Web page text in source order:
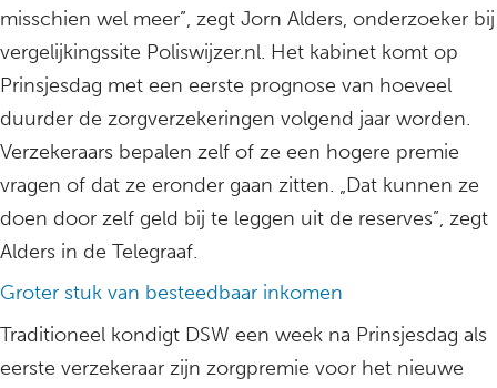
misschien wel meer”, zegt Jorn Alders, onderzoeker bij
vergelijkingssite Poliswijzer.nl. Het kabinet komt op
Prinsjesdag met een eerste prognose van hoeveel
duurder de zorgverzekeringen volgend jaar worden.
Verzekeraars bepalen zelf of ze een hogere premie
vragen of dat ze eronder gaan zitten. „Dat kunnen ze
doen door zelf geld bij te leggen uit de reserves”, zegt
Alders in de Telegraaf.
Groter stuk van besteedbaar inkomen
Traditioneel kondigt DSW een week na Prinsjesdag als
eerste verzekeraar zijn zorgpremie voor het nieuwe